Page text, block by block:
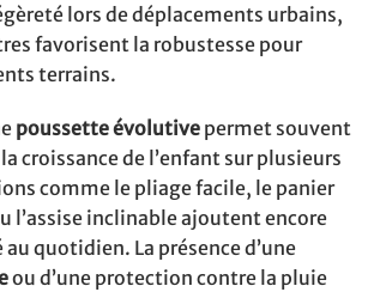
lors de déplacements urbains,
favorisent la robustesse pour
terrains.
poussette évolutive permet souvent
croissance de l’enfant sur plusieurs
comme le pliage facile, le panier
l’assise inclinable ajoutent encore
quotidien. La présence d’une
ou d’une protection contre la pluie